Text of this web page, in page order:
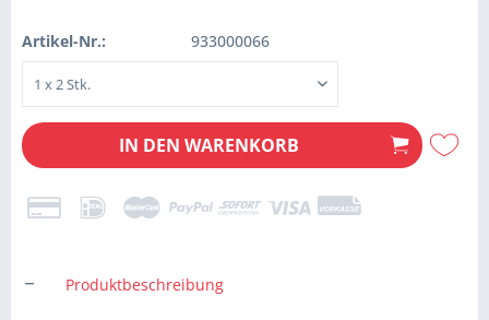
Artikel-Nr.: 933000066
IN DEN WARENKORB
Produktbeschreibung